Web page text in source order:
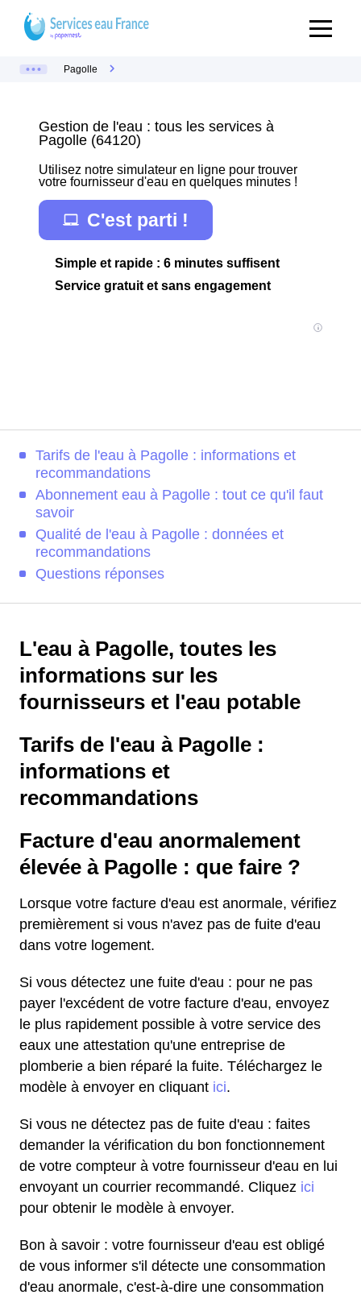
Pagolle
Gestion de l'eau : tous les services à
Pagolle (64120)
Utilisez notre simulateur en ligne pour trouver
votre fournisseur d'eau en quelques minutes !
C'est parti !
Simple et rapide : 6 minutes suffisent
Service gratuit et sans engagement
Tarifs de l'eau à Pagolle : informations et
recommandations
Abonnement eau à Pagolle : tout ce qu'il faut
savoir
Qualité de l'eau à Pagolle : données et
recommandations
Questions réponses
L'eau à Pagolle, toutes les
informations sur les
fournisseurs et l'eau potable
Tarifs de l'eau à Pagolle :
informations et
recommandations
Facture d'eau anormalement
élevée à Pagolle : que faire ?
Lorsque votre facture d'eau est anormale, vérifiez
premièrement si vous n'avez pas de fuite d'eau
dans votre logement.
Si vous détectez une fuite d'eau : pour ne pas
payer l'excédent de votre facture d'eau, envoyez
le plus rapidement possible à votre service des
eaux une attestation qu'une entreprise de
plomberie a bien réparé la fuite. Téléchargez le
modèle à envoyer en cliquant ici.
Si vous ne détectez pas de fuite d'eau : faites
demander la vérification du bon fonctionnement
de votre compteur à votre fournisseur d'eau en lui
envoyant un courrier recommandé. Cliquez ici
pour obtenir le modèle à envoyer.
Bon à savoir : votre fournisseur d'eau est obligé
de vous informer s'il détecte une consommation
d'eau anormale, c'est-à-dire une consommation